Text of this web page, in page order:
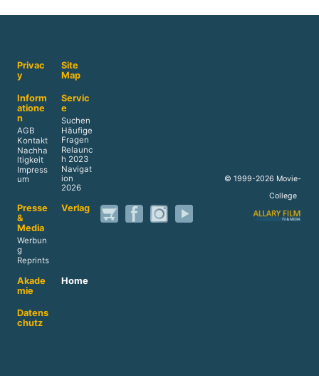
Privac
y
Site
Map
Inform
atione
n
AGB
Kontakt
Nachha
ltigkeit
Impress
um
Servic
e
Suchen
Häufige
Fragen
Relaunc
h 2023
Navigat
ion
2026
Presse
&
Media
Werbun
g
Reprints
Verlag
Akade
mie
Home
Datens
chutz
© 1999-2026 Movie-
College